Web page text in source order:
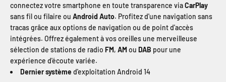
connectez votre smartphone en toute transparence viaCarPlay
sans fil ou filaire ou Android Auto. Profitez d'une navigation sans
tracas grâce aux options de navigation ou de point d'accès
intégrées. Offrez également à vos oreilles une merveilleuse
sélection de stations de radio FM, AMou DAB pour une
expérience d'écoute variée.
Dernier système d'exploitation Android 14